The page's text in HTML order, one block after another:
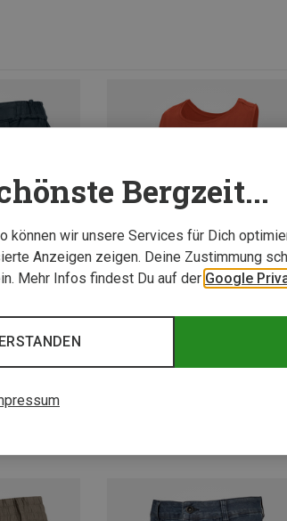
Größen
Bergzeit...
können wir unsere Services für Dich
Anzeigen zeigen. Deine Zustimmung
Mehr Infos findest Du auf der Google